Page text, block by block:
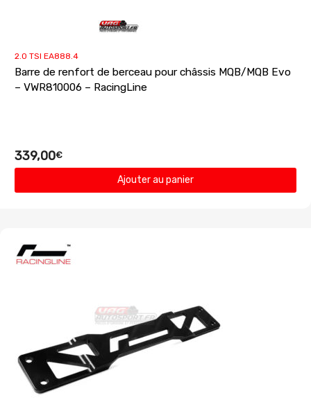
2.0 TSI EA888.4
Barre de renfort de berceau pour châssis MQB/MQB Evo
– VWR810006 – RacingLine
339,00€
Ajouter au panier